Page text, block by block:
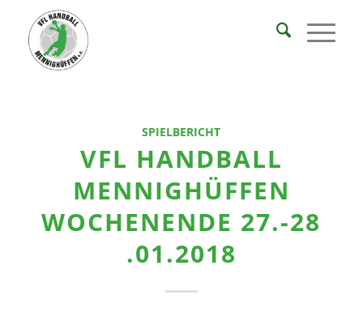
SPIELBERICHT
VFL HANDBALL
MENNIGHÜFFEN
WOCHENENDE 27.-28
.01.2018